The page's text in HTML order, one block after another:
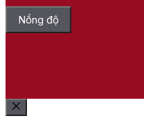
Nồng độ